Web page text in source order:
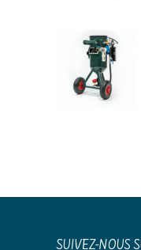
SUIVEZ-NOUS